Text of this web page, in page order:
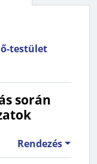
testület
során
Rendezés